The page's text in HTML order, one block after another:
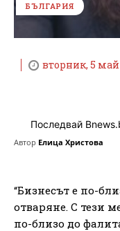
БЪЛГАРИЯ
вторник, 5 май
Последвай
Автор Елица Христова
“Бизнесът е по-
отваряне. С тези
по-близо до